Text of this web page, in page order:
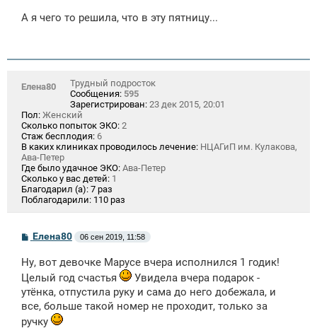
б
и
А я чего то решила, что в эту пятницу...
Елена80
Трудный подросток
Сообщения: 595
Зарегистрирован: 23 дек 2015, 20:01
Пол: Женский
Сколько попыток ЭКО: 2
Стаж бесплодия: 6
В каких клиниках проводилось лечение: НЦАГиП им. Кулакова,
Ава-Петер
Где было удачное ЭКО: Ава-Петер
Сколько у вас детей: 1
Благодарил (а): 7 раз
Поблагодарили: 110 раз
С
б
щ
е
н
и
Елена80 06 сен 2019, 11:58
Ну, вот девочке Марусе вчера исполнился 1 годик!
Целый год счастья
Увидела вчера подарок -
утёнка, отпустила руку и сама до него добежала, и
все, больше такой номер не проходит, только за
ручку